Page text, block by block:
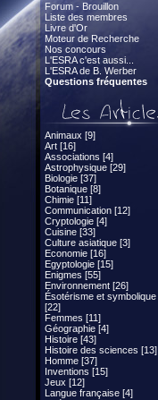
Forum - Brouillon
Liste des membres
Livre d'Or
Moteur de Recherche
Nos concours
L'ESRA c'est aussi...
L'ESRA de B. Werber
Questions fréquentes
Animaux [9]
Art [16]
Associations [4]
Astrophysique [29]
Biologie [37]
Botanique [8]
Chimie [11]
Communication [12]
Cryptologie [4]
Cuisine [33]
Culture asiatique [3]
Economie [16]
Egyptologie [15]
Enigmes [55]
Environnement [26]
Ésotérisme et symbolique
[22]
Femmes [11]
Géographie [4]
Histoire [43]
Histoire des sciences [13]
Homme [37]
Inventions [15]
Jeux [12]
Langue française [4]